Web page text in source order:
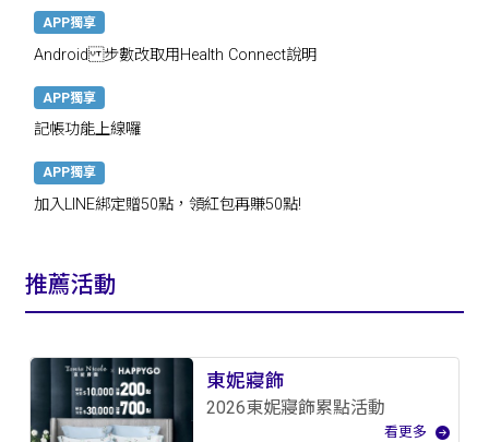
APP獨享
Android 步數改取用Health Connect說明
APP獨享
記帳功能上線囉
APP獨享
加入LINE綁定贈50點，領紅包再賺50點!
推薦活動
東妮寢飾
2026東妮寢飾累點活動
看更多